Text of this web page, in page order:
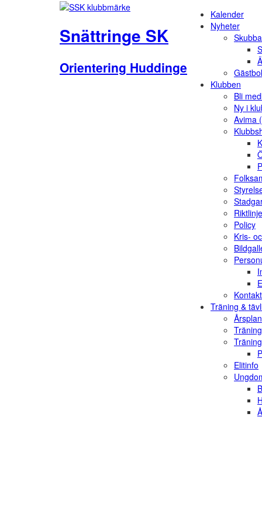
Snättringe SK
Orientering Huddinge
Kalender
Nyheter
Klubben
Bli
Ny i
Avima
Policy
Kris-
Kontakt
Träning &
Årsplan
Elitinfo